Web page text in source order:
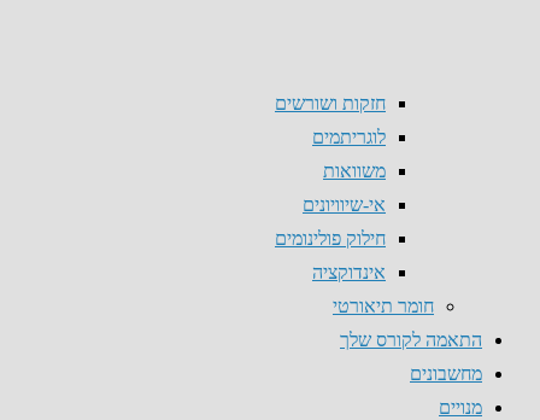
חזקות ושורשים
לוגריתמים
משוואות
אי-שיוויונים
חילוק פולינומים
אינדוקציה
חומר תיאורטי
התאמה לקורס שלך
מחשבונים
מנויים